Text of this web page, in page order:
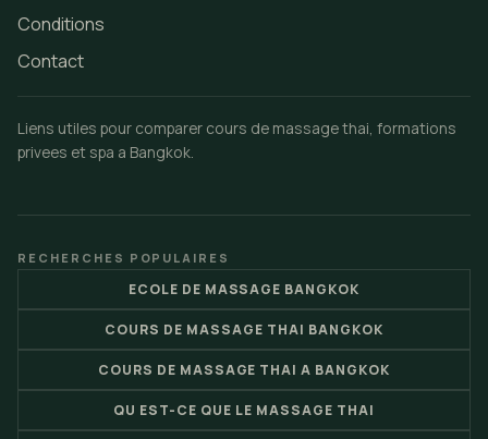
Conditions
Contact
Liens utiles pour comparer cours de massage thai, formations
privees et spa a Bangkok.
RECHERCHES POPULAIRES
ECOLE DE MASSAGE BANGKOK
COURS DE MASSAGE THAI BANGKOK
COURS DE MASSAGE THAI A BANGKOK
QU EST-CE QUE LE MASSAGE THAI